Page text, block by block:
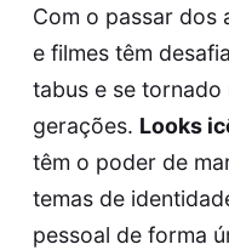
Com o passar dos
e filmes têm
tabus e se
gerações. Looks
têm o poder de
temas de
pessoal de forma